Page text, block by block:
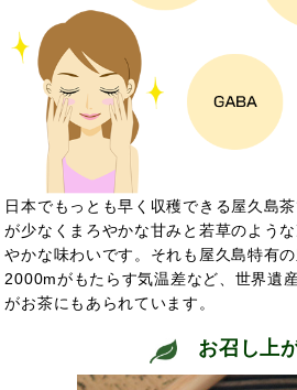
日本でもっとも早く収穫できる屋久島
が少なくまろやかな甘みと若草のよう
やかな味わいです。それも屋久島特有
2000mがもたらす気温差など、世界遺
がお茶にもあられています。
お召し上